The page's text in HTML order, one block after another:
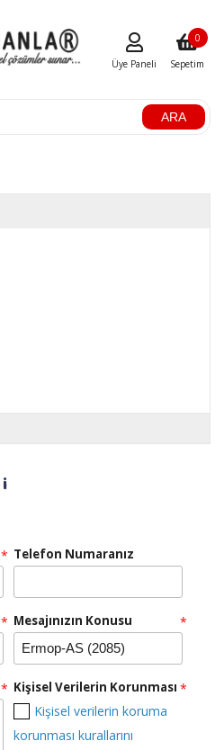
ARA
Üye Paneli Sepetim
0
HAVLU MAKİNESİ 26 CM -
* Telefon Numaranız
* Mesajınızın Konusu *
* Kişisel Verilerin Korunması
Kişisel verilerin koruma
korunması kurallarını
*